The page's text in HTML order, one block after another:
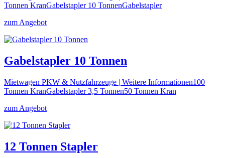
Tonnen KranGabelstapler 10 TonnenGabelstapler
zum Angebot
Gabelstapler 10 Tonnen
Mietwagen PKW & Nutzfahrzeuge | Weitere Informationen100
Tonnen KranGabelstapler 3,5 Tonnen50 Tonnen Kran
zum Angebot
12 Tonnen Stapler